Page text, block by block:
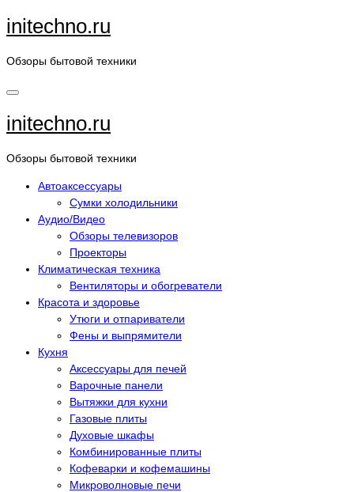
Перейти
кinitechno.ru
Обзоры бытовой техники
initechno.ru
Обзоры бытовой техники
Автоаксессуары
Сумки холодильники
Аудио/Видео
Обзоры телевизоров
Проекторы
Климатическая техника
Вентиляторы и обогреватели
Красота и здоровье
Утюги и отпариватели
Фены и выпрямители
Кухня
Аксессуары для печей
Варочные панели
Вытяжки для кухни
Газовые плиты
Духовые шкафы
Комбинированные плиты
Кофеварки и кофемашины
Микроволновые печи